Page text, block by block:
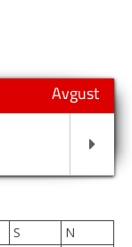
Avgust
S
N